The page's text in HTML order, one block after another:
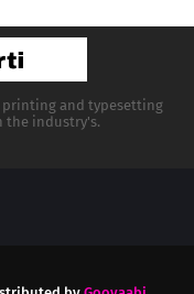
printing and typesetting
the industry's.